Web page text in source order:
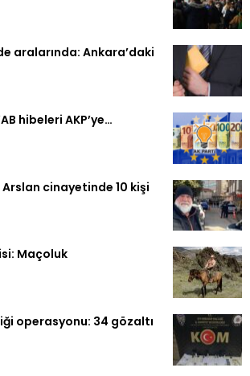
aralarında: Ankara’daki
hibeleri AKP’ye…
cinayetinde 10 kişi
Maçoluk
operasyonu: 34 gözaltı